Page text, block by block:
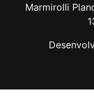
Marmirolli